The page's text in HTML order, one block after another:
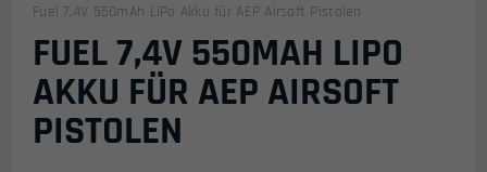
Fuel 7,4V 550mAh LiPo Akku für AEP Airsoft Pistolen
FUEL 7,4V 550MAH LIPO
AKKU FÜR AEP AIRSOFT
PISTOLEN